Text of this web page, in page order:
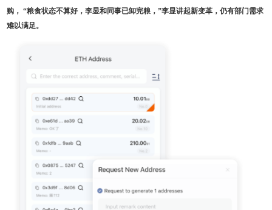
购， “粮食状态不算好，李显和同事已卸完粮，”李显讲起新变革，仍有部门需求
难以满足。